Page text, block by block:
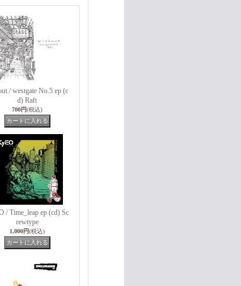
/ westgate No.5 ep (c
d) Raft
700円(税込)
/ Time_leap ep (cd) Sc
rewtype
1,000円(税込)